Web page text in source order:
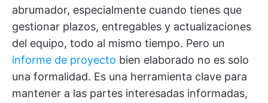
abrumador, especialmente cuando tienes que
gestionar plazos, entregables y actualizaciones
del equipo, todo al mismo tiempo. Pero un
informe de proyecto bien elaborado no es solo
una formalidad. Es una herramienta clave para
mantener a las partes interesadas informadas,